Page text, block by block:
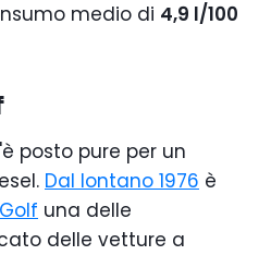
medio di 4,9 l/100
posto pure per un
Dal lontano 1976 è
una delle
delle vetture a